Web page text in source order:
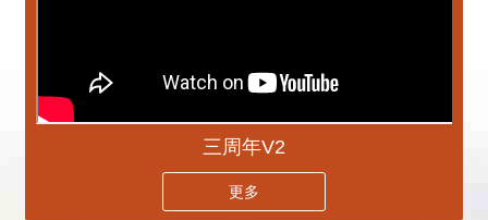
三周年V2
更多